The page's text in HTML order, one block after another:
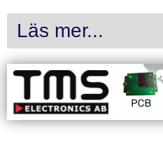
Läs mer...